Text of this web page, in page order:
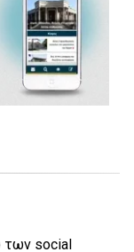
των social